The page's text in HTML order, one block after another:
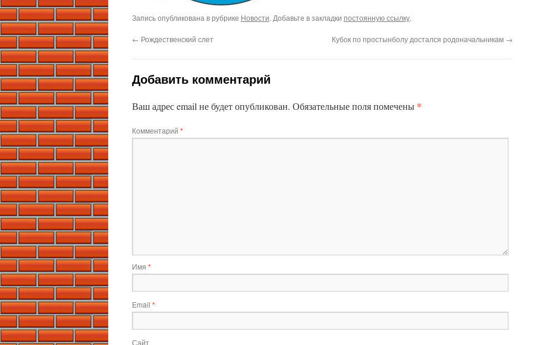
Запись опубликована в рубрике Новости. Добавьте в закладки постоянную ссылку.
← Рождественский слет Кубок по простынболу достался родоначальникам →
Добавить комментарий
Ваш адрес email не будет опубликован. Обязательные поля помечены *
Комментарий *
Имя *
Email *
Сайт